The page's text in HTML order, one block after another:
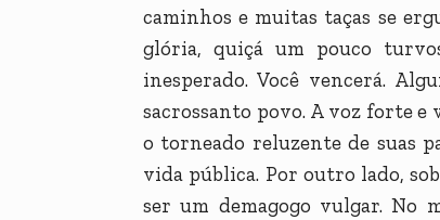
caminhos e muitas taças se
glória, quiçá um pouco
inesperado. Você vencerá.
sacrossanto povo. A voz forte e
o torneado reluzente de suas
vida pública. Por outro lado,
ser um demagogo vulgar. No